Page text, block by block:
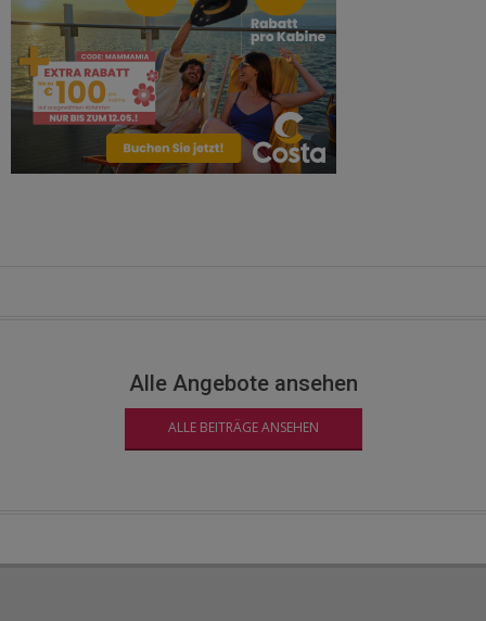
Alle Angebote ansehen
ALLE BEITRÄGE ANSEHEN